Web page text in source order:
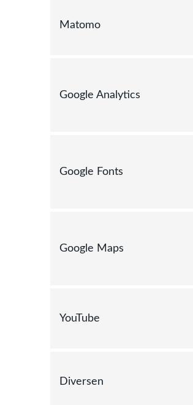
Matomo
Google Analytics
Google Fonts
Google Maps
YouTube
Diversen